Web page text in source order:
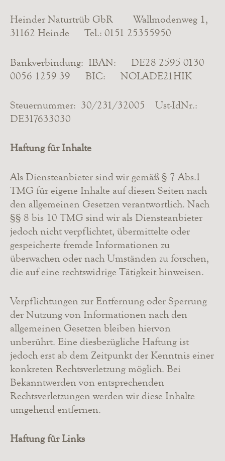
Heinder Naturtrüb GbR Wallmodenweg 1,
31162 Heinde Tel.: 0151 25355950
Bankverbindung: IBAN: DE28 2595 0130
0056 1259 39 BIC: NOLADE21HIK
Steuernummer: 30/231/32005 Ust-IdNr.:
DE317633030
Haftung für Inhalte
Als Diensteanbieter sind wir gemäß § 7 Abs.1
TMG für eigene Inhalte auf diesen Seiten nach
den allgemeinen Gesetzen verantwortlich. Nach
§§ 8 bis 10 TMG sind wir als Diensteanbieter
jedoch nicht verpflichtet, übermittelte oder
gespeicherte fremde Informationen zu
überwachen oder nach Umständen zu forschen,
die auf eine rechtswidrige Tätigkeit hinweisen.
Verpflichtungen zur Entfernung oder Sperrung
der Nutzung von Informationen nach den
allgemeinen Gesetzen bleiben hiervon
unberührt. Eine diesbezügliche Haftung ist
jedoch erst ab dem Zeitpunkt der Kenntnis einer
konkreten Rechtsverletzung möglich. Bei
Bekanntwerden von entsprechenden
Rechtsverletzungen werden wir diese Inhalte
umgehend entfernen.
Haftung für Links